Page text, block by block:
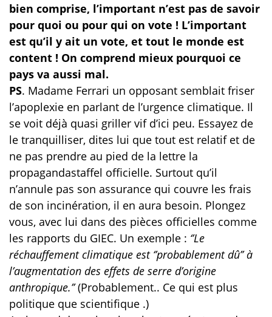
bien comprise, l’important n’est pas de savoir
pour quoi ou pour qui on vote ! L’important
est qu’il y ait un vote, et tout le monde est
content ! On comprend mieux pourquoi ce
pays va aussi mal.
PS. Madame Ferrari un opposant semblait friser
l’apoplexie en parlant de l’urgence climatique. Il
se voit déjà quasi griller vif d’ici peu. Essayez de
le tranquilliser, dites lui que tout est relatif et de
ne pas prendre au pied de la lettre la
propagandastaffel officielle. Surtout qu’il
n’annule pas son assurance qui couvre les frais
de son incinération, il en aura besoin. Plongez
vous, avec lui dans des pièces officielles comme
les rapports du GIEC. Un exemple : ‘’Le
réchauffement climatique est ‘’probablement dû’’ à
l’augmentation des effets de serre d’origine
anthropique.’’(Probablement.. Ce qui est plus
politique que scientifique .)